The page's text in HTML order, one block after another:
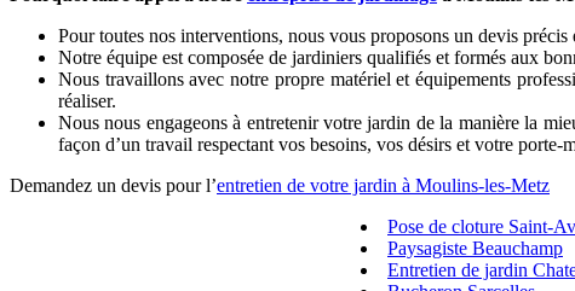
Pour toutes nos interventions, nous vous proposons un devis
Notre équipe est composée de jardiniers qualifiés et formés aux
Nous travaillons avec notre propre matériel et équipements
réaliser.
Nous nous engageons à entretenir votre jardin de la manière la
façon d’un travail respectant vos besoins, vos désirs et votre porte-
Demandez un devis pour l’entretien de votre jardin à Moulins-les-Metz
Pose de cloture Saint-
Paysagiste Beauchamp
Entretien de jardin